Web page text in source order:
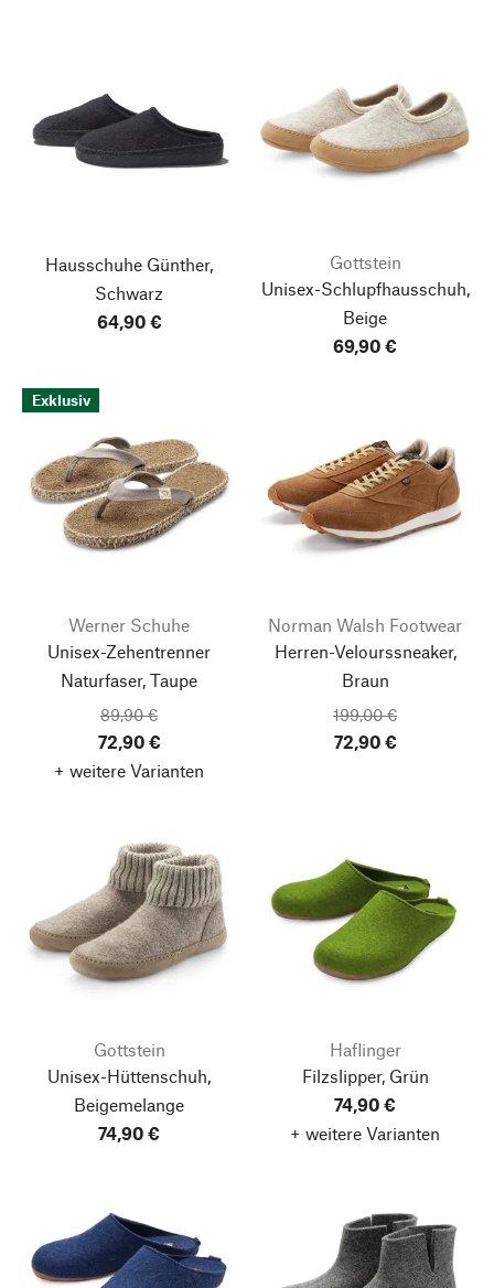
Hausschuhe Günther,
Schwarz
64,90 €
Gottstein
Unisex-Schlupfhausschuh,
Beige
69,90 €
Exklusiv
Werner Schuhe
Unisex-Zehentrenner
Naturfaser, Taupe
89,90 €
72,90 €
+ weitere Varianten
Norman Walsh Footwear
Herren-Velourssneaker,
Braun
199,00 €
72,90 €
Gottstein
Unisex-Hüttenschuh,
Beigemelange
74,90 €
Haflinger
Filzslipper, Grün
74,90 €
+ weitere Varianten